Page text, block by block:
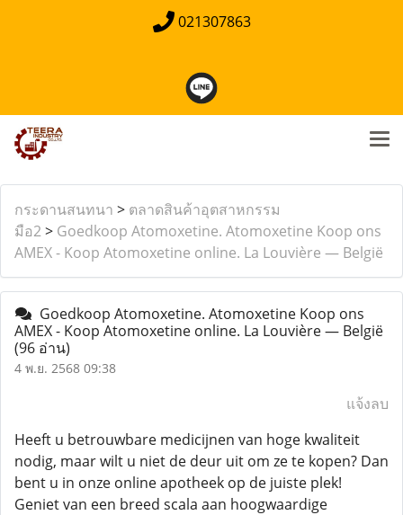
021307863
กระดานสนทนา > ตลาดสินค้าอุตสาหกรรม
มือ2> Goedkoop Atomoxetine. Atomoxetine Koop ons
AMEX - Koop Atomoxetine online. La Louvière — België
Goedkoop Atomoxetine. Atomoxetine Koop ons
AMEX - Koop Atomoxetine online. La Louvière — België
(96 อ่าน)
4 พ.ย. 2568 09:38
แจ้งลบ
Heeft u betrouwbare medicijnen van hoge kwaliteit
nodig, maar wilt u niet de deur uit om ze te kopen? Dan
bent u in onze online apotheek op de juiste plek!
Geniet van een breed scala aan hoogwaardige